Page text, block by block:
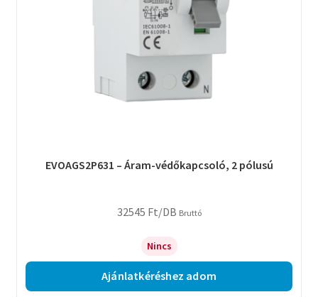
EVOAGS2P631 – Áram-védőkapcsoló, 2 pólusú
32545 Ft/DB Bruttó
Nincs
Ajánlatkéréshez adom